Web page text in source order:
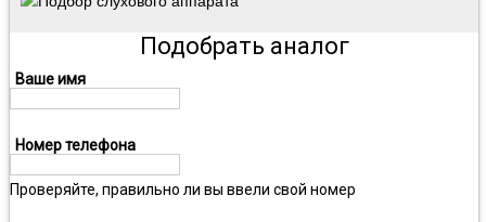
Подобрать аналог
Ваше имя
Номер телефона
Проверяйте, правильно ли вы ввели свой номер